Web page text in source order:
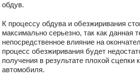
обдув.
К процессу обдува и обезжиривания
максимально серьезно, так как данная
непосредственное влияние на
процесс обезжиривания будет
получения в результате плохой сцепки
автомобиля.